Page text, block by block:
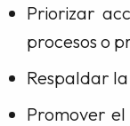
Priorizar
procesos o
Respaldar
Promover